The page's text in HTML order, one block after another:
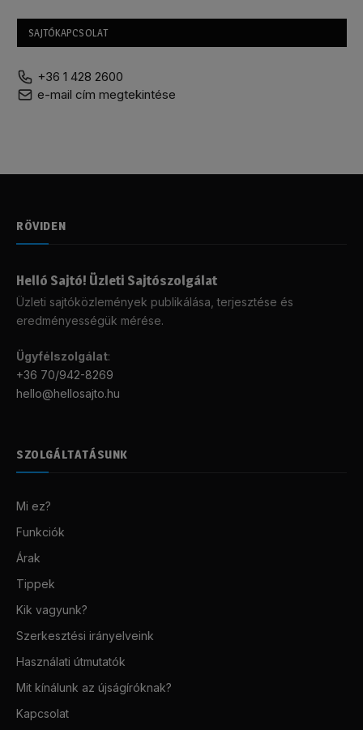
SAJTÓKAPCSOLAT
+36 1 428 2600
e-mail cím megtekintése
RÖVIDEN
Helló Sajtó! Üzleti Sajtószolgálat
Üzleti sajtóközlemények publikálása, terjesztése és
eredményességük mérése.
Ügyfélszolgálat:
+36 70/942-8269
hello@hellosajto.hu
SZOLGÁLTATÁSUNK
Mi ez?
Funkciók
Árak
Tippek
Kik vagyunk?
Szerkesztési irányelveink
Használati útmutatók
Mit kínálunk az újságíróknak?
Kapcsolat